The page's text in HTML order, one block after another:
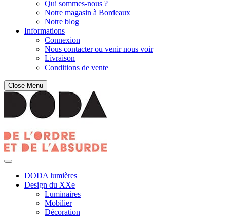
Qui sommes-nous ?
Notre magasin à Bordeaux
Notre blog
Informations
Connexion
Nous contacter ou venir nous voir
Livraison
Conditions de vente
Close Menu
DODA lumières
Design du XXe
Luminaires
Mobilier
Décoration